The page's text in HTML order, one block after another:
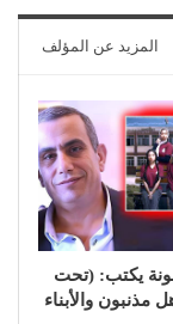
المزيد عن المؤلف
يكتب: (تحت
مذنبون والأبناء